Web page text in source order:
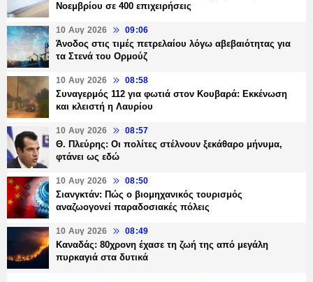
Νοεμβρίου σε 400 επιχειρήσεις
10 Αυγ 2026 09:06
Άνοδος στις τιμές πετρελαίου λόγω αβεβαιότητας για
τα Στενά του Ορμούζ
10 Αυγ 2026 08:58
Συναγερμός 112 για φωτιά στον Κουβαρά: Εκκένωση
και κλειστή η Λαυρίου
10 Αυγ 2026 08:57
Θ. Πλεύρης: Οι πολίτες στέλνουν ξεκάθαρο μήνυμα,
φτάνει ως εδώ
10 Αυγ 2026 08:50
Σιανγκτάν: Πώς ο βιομηχανικός τουρισμός
αναζωογονεί παραδοσιακές πόλεις
10 Αυγ 2026 08:49
Καναδάς: 80χρονη έχασε τη ζωή της από μεγάλη
πυρκαγιά στα δυτικά